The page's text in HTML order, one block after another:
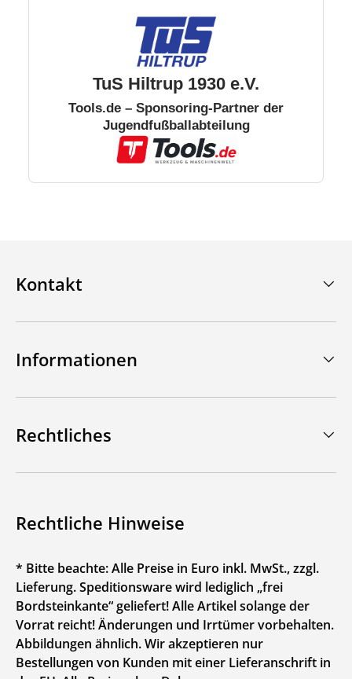
TuS Hiltrup 1930 e.V.
Tools.de – Sponsoring-Partner der
Jugendfußballabteilung
Kontakt
Informationen
Rechtliches
Rechtliche Hinweise
* Bitte beachte: Alle Preise in Euro inkl. MwSt., zzgl.
Lieferung. Speditionsware wird lediglich „frei
Bordsteinkante“ geliefert! Alle Artikel solange der
Vorrat reicht! Änderungen und Irrtümer vorbehalten.
Abbildungen ähnlich. Wir akzeptieren nur
Bestellungen von Kunden mit einer Lieferanschrift in